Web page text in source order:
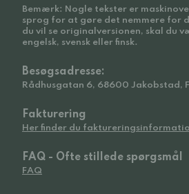
Bemærk: Nogle tekster er
sprog for at gøre det nemmere for
du vil se originalversionen, skal du
engelsk, svensk eller finsk.
Besøgsadresse:
Rådhusgatan 6, 68600 Jakobstad,
Fakturering
Her finder du
FAQ - Ofte stillede spørgsmål
FAQ